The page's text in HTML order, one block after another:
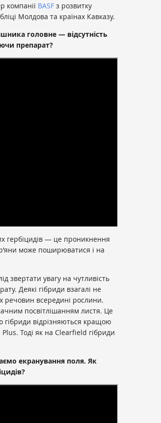
компанії BASF з розвитку
Молдова та країнах Кавказу.
головне — відсутність
препарат?
гербіцидів — це проникнення
може поширюватися і на
звертати увагу на чутливість
Деякі гібриди взагалі не
речовин всередині рослини.
посвітлішанням листя. Це
гібриди відрізняються кращою
Тоді як на Clearfield гібриди
екранування поля. Як